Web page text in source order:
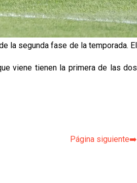
la segunda fase de la temporada. El
viene tienen la primera de las dos
Página siguiente➡️